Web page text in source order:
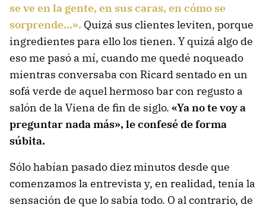
se ve en la gente, en sus caras, en cómo se
sorprende…». Quizá sus clientes leviten, porque
ingredientes para ello los tienen. Y quizá algo de
eso me pasó a mí, cuando me quedé noqueado
mientras conversaba con Ricard sentado en un
sofá verde de aquel hermoso bar con regusto a
salón de la Viena de fin de siglo. «Ya no te voy a
preguntar nada más», le confesé de forma
súbita.
Sólo habían pasado diez minutos desde que
comenzamos la entrevista y, en realidad, tenía la
sensación de que lo sabía todo. O al contrario, de